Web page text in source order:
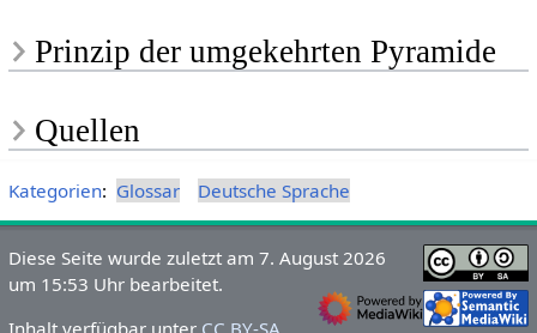
Prinzip der umgekehrten Pyramide
Quellen
Kategorien: Glossar Deutsche Sprache
Diese Seite wurde zuletzt am 7. August 2026
um 15:53 Uhr bearbeitet.